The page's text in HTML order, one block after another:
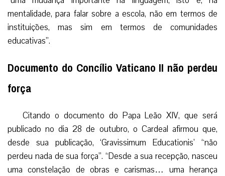
mentalidade, para falar sobre a escola, não em termos de
instituições, mas sim em termos de comunidades
educativas”.
Documento do Concílio Vaticano II não perdeu
força
Citando o documento do Papa Leão XIV, que será
publicado no dia 28 de outubro, o Cardeal afirmou que,
desde sua publicação, ‘Gravissimum Educationis’ “não
perdeu nada de sua força”. “Desde a sua recepção, nasceu
uma constelação de obras e carismas… uma herança